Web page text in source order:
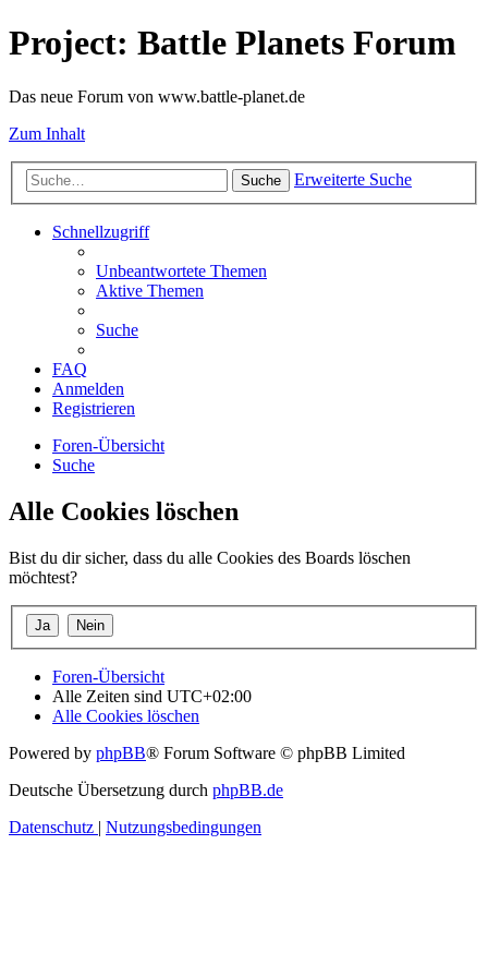
Project: Battle Planets Forum
Das neue Forum von www.battle-planet.de
Zum Inhalt
Suche Erweiterte Suche
Schnellzugriff
Unbeantwortete Themen
Aktive Themen
Suche
FAQ
Anmelden
Registrieren
Foren-Übersicht
Suche
Alle Cookies löschen
Bist du dir sicher, dass du alle Cookies des Boards löschen
möchtest?
Foren-Übersicht
Alle Zeiten sind UTC+02:00
Alle Cookies löschen
Powered by phpBB® Forum Software © phpBB Limited
Deutsche Übersetzung durch phpBB.de
Datenschutz | Nutzungsbedingungen